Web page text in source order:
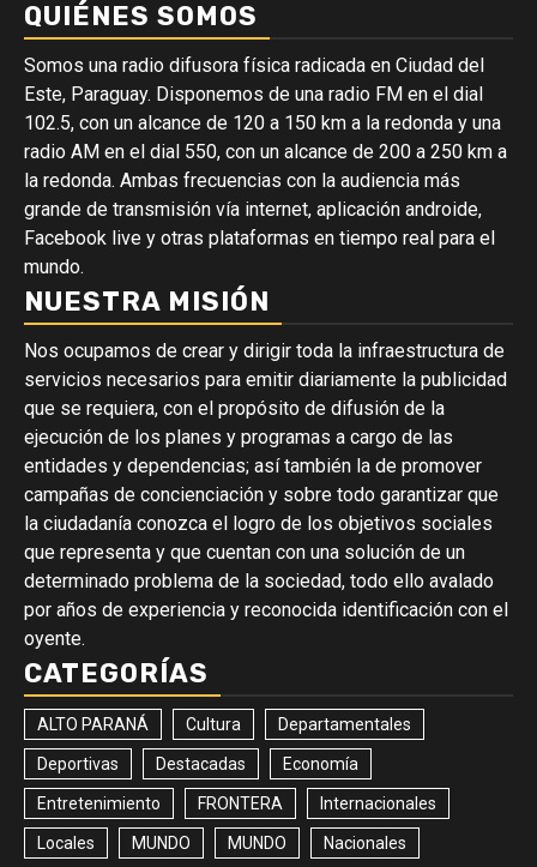
QUIÉNES SOMOS
Somos una radio difusora física radicada en Ciudad del
Este, Paraguay. Disponemos de una radio FM en el dial
102.5, con un alcance de 120 a 150 km a la redonda y una
radio AM en el dial 550, con un alcance de 200 a 250 km a
la redonda. Ambas frecuencias con la audiencia más
grande de transmisión vía internet, aplicación androide,
Facebook live y otras plataformas en tiempo real para el
mundo.
NUESTRA MISIÓN
Nos ocupamos de crear y dirigir toda la infraestructura de
servicios necesarios para emitir diariamente la publicidad
que se requiera, con el propósito de difusión de la
ejecución de los planes y programas a cargo de las
entidades y dependencias; así también la de promover
campañas de concienciación y sobre todo garantizar que
la ciudadanía conozca el logro de los objetivos sociales
que representa y que cuentan con una solución de un
determinado problema de la sociedad, todo ello avalado
por años de experiencia y reconocida identificación con el
oyente.
CATEGORÍAS
ALTO PARANÁ Cultura Departamentales
Deportivas Destacadas Economía
Entretenimiento FRONTERA Internacionales
Locales MUNDO MUNDO Nacionales